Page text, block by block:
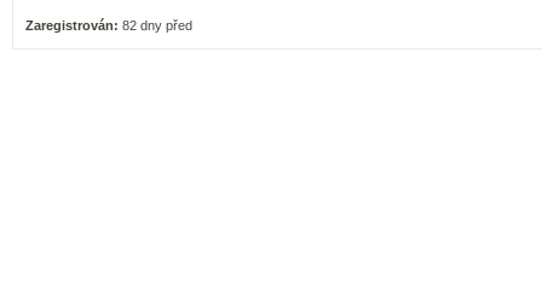
Zaregistrován: 82 dny před